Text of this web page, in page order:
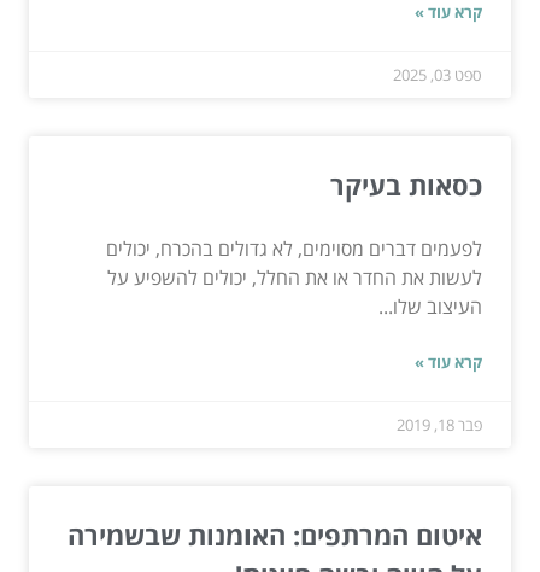
קרא עוד »
ספט 03, 2025
כסאות בעיקר
לפעמים דברים מסוימים, לא גדולים בהכרח, יכולים
לעשות את החדר או את החלל, יכולים להשפיע על
העיצוב שלו...
קרא עוד »
פבר 18, 2019
איטום המרתפים: האומנות שבשמירה